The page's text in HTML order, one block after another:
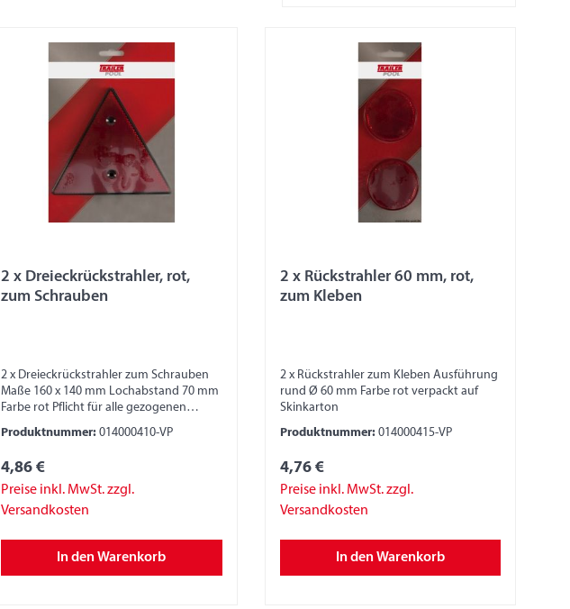
2 x Dreieckrückstrahler, rot,
zum Schrauben
2 x Dreieckrückstrahler zum Schrauben
Maße 160 x 140 mm Lochabstand 70 mm
Farbe rot Pflicht für alle gezogenen
Produktnummer: 014000410-VP
4,86 €
Preise inkl. MwSt. zzgl.
Versandkosten
In den Warenkorb
2 x Rückstrahler 60 mm, rot,
zum Kleben
2 x Rückstrahler zum Kleben Ausführung
rund Ø 60 mm Farbe rot verpackt auf
Skinkarton
Produktnummer: 014000415-VP
4,76 €
Preise inkl. MwSt. zzgl.
Versandkosten
In den Warenkorb